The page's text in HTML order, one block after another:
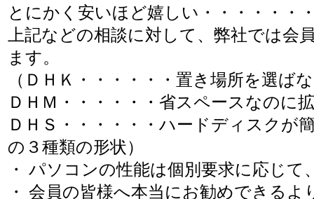
とにかく安いほど嬉しい・・・・・・
上記などの相談に対して、弊社では
ます。
（ＤＨＫ・・・・・・置き場所を選ば
ＤＨＭ・・・・・・省スペースなのに
ＤＨＳ・・・・・・ハードディスクが
の３種類の形状）
・ パソコンの性能は個別要求に応じ
・ 会員の皆様へ本当にお勧めできる